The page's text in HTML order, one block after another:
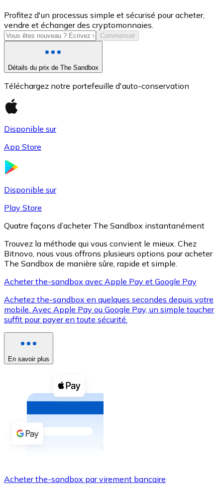
USD Coin
USDC
XRP
XRP
Voir toutes
Coupons crypto
Achetez des cryptomonnaies en espèces et d'autres
Acheter avec espèces
Virement SEPA
Profitez d'un processus simple et sécurisé pour acheter,
vendre et échanger des cryptomonnaies.
Commencer
Détails du prix de The Sandbox
Téléchargez notre portefeuille d'auto-conservation
Disponible sur
App Store
Disponible sur
Play Store
Quatre façons d’acheter The Sandbox instantanément
Trouvez la méthode qui vous convient le mieux. Chez
Bitnovo, nous vous offrons plusieurs options pour acheter
The Sandbox de manière sûre, rapide et simple.
Acheter the-sandbox avec Apple Pay et Google Pay
Achetez the-sandbox en quelques secondes depuis votre
mobile. Avec Apple Pay ou Google Pay, un simple toucher
suffit pour payer en toute sécurité.
En savoir plus
Acheter the-sandbox par virement bancaire